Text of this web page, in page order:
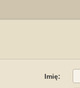
Imię: